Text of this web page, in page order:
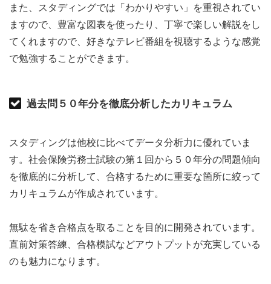
また、スタディングでは「わかりやすい」を重視されてい
ますので、豊富な図表を使ったり、丁寧で楽しい解説をし
てくれますので、好きなテレビ番組を視聴するような感覚
で勉強することができます。
過去問５０年分を徹底分析したカリキュラム
スタディングは他校に比べてデータ分析力に優れていま
す。社会保険労務士試験の第１回から５０年分の問題傾向
を徹底的に分析して、合格するために重要な箇所に絞って
カリキュラムが作成されています。
無駄を省き合格点を取ることを目的に開発されています。
直前対策答練、合格模試などアウトプットが充実している
のも魅力になります。